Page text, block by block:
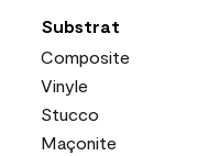
Substrat
Composite
Vinyle
Stucco
Maçonite